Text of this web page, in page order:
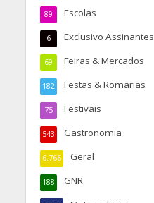
Escolas
89
Exclusivo Assinantes
6
Feiras & Mercados
69
Festas & Romarias
182
Festivais
75
Gastronomia
543
Geral
6.766
GNR
188